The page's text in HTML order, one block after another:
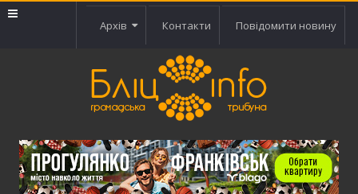
Архів Контакти Повідомити новину